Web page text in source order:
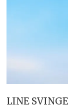
LINE